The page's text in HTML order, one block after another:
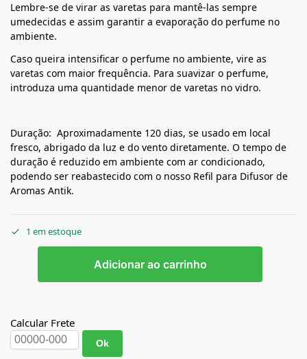
Lembre-se de virar as varetas para mantê-las sempre
umedecidas e assim garantir a evaporação do perfume no
ambiente.
Caso queira intensificar o perfume no ambiente, vire as
varetas com maior frequência. Para suavizar o perfume,
introduza uma quantidade menor de varetas no vidro.
Duração: Aproximadamente 120 dias, se usado em local
fresco, abrigado da luz e do vento diretamente. O tempo de
duração é reduzido em ambiente com ar condicionado,
podendo ser reabastecido com o nosso Refil para Difusor de
Aromas Antik.
1 em estoque
Adicionar ao carrinho
Calcular Frete
Ok